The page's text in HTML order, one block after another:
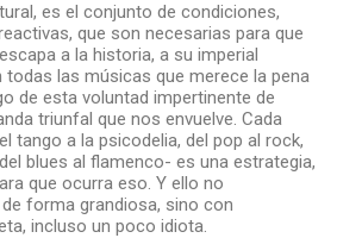
es el conjunto de condiciones,
que son necesarias para que
a la historia, a su imperial
todas las músicas que merece la pena
de esta voluntad impertinente de
triunfal que nos envuelve. Cada
tango a la psicodelia, del pop al rock,
blues al flamenco- es una estrategia,
que ocurra eso. Y ello no
forma grandiosa, sino con
incluso un poco idiota.